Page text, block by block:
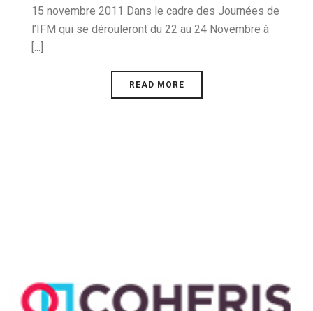
15 novembre 2011 Dans le cadre des Journées de
l’IFM qui se dérouleront du 22 au 24 Novembre à
[...]
READ MORE